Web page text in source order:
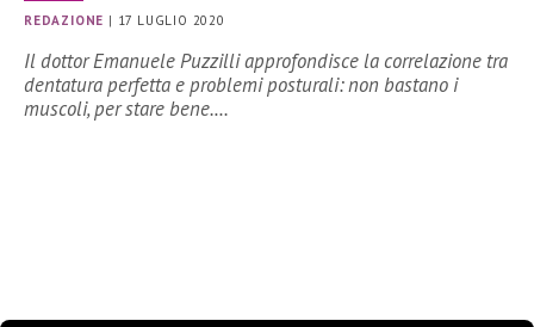
REDAZIONE | 17 LUGLIO 2020
Il dottor Emanuele Puzzilli approfondisce la correlazione tra
dentatura perfetta e problemi posturali: non bastano i
muscoli, per stare bene.…